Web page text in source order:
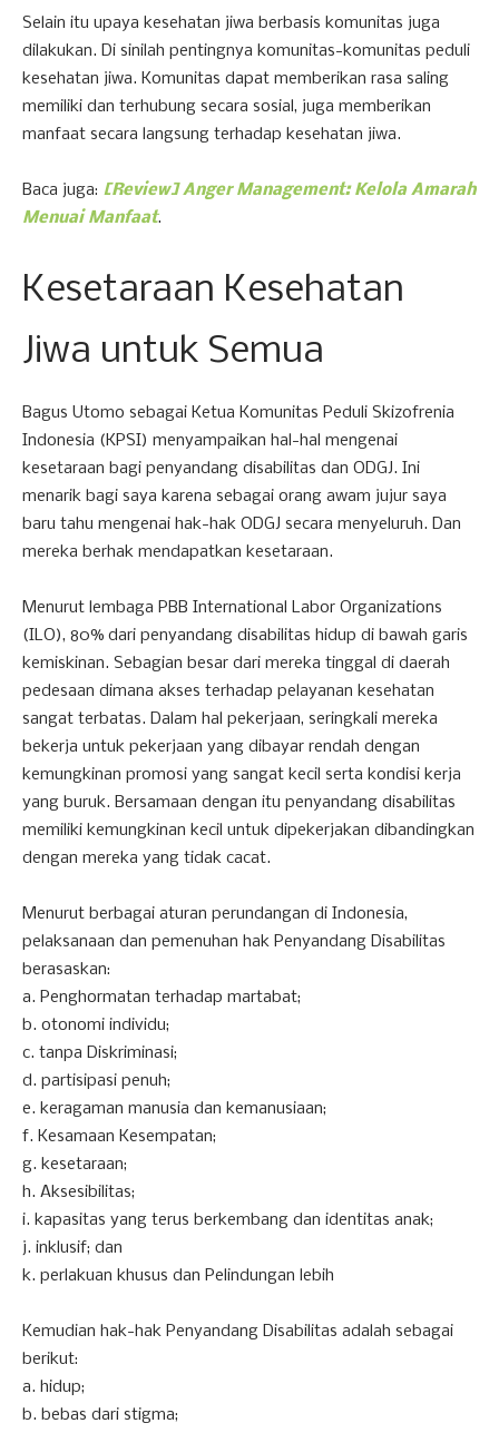
Selain itu upaya kesehatan jiwa berbasis komunitas juga
dilakukan. Di sinilah pentingnya komunitas-komunitas peduli
kesehatan jiwa. Komunitas dapat memberikan rasa saling
memiliki dan terhubung secara sosial, juga memberikan
manfaat secara langsung terhadap kesehatan jiwa.
Baca juga: [Review] Anger Management: Kelola Amarah
Menuai Manfaat.
Kesetaraan Kesehatan
Jiwa untuk Semua
Bagus Utomo sebagai Ketua Komunitas Peduli Skizofrenia
Indonesia (KPSI) menyampaikan hal-hal mengenai
kesetaraan bagi penyandang disabilitas dan ODGJ. Ini
menarik bagi saya karena sebagai orang awam jujur saya
baru tahu mengenai hak-hak ODGJ secara menyeluruh. Dan
mereka berhak mendapatkan kesetaraan.
Menurut lembaga PBB International Labor Organizations
(ILO), 80% dari penyandang disabilitas hidup di bawah garis
kemiskinan. Sebagian besar dari mereka tinggal di daerah
pedesaan dimana akses terhadap pelayanan kesehatan
sangat terbatas. Dalam hal pekerjaan, seringkali mereka
bekerja untuk pekerjaan yang dibayar rendah dengan
kemungkinan promosi yang sangat kecil serta kondisi kerja
yang buruk. Bersamaan dengan itu penyandang disabilitas
memiliki kemungkinan kecil untuk dipekerjakan dibandingkan
dengan mereka yang tidak cacat.
Menurut berbagai aturan perundangan di Indonesia,
pelaksanaan dan pemenuhan hak Penyandang Disabilitas
berasaskan:
a. Penghormatan terhadap martabat;
b. otonomi individu;
c. tanpa Diskriminasi;
d. partisipasi penuh;
e. keragaman manusia dan kemanusiaan;
f. Kesamaan Kesempatan;
g. kesetaraan;
h. Aksesibilitas;
i. kapasitas yang terus berkembang dan identitas anak;
j. inklusif; dan
k. perlakuan khusus dan Pelindungan lebih
Kemudian hak-hak Penyandang Disabilitas adalah sebagai
berikut:
a. hidup;
b. bebas dari stigma;